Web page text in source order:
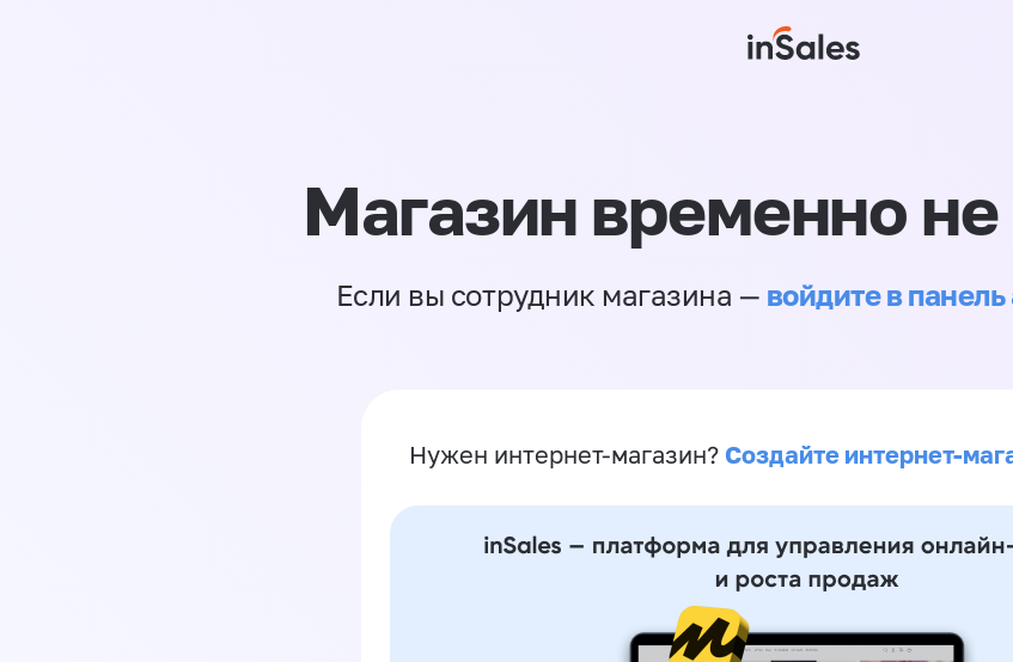
Магазин временно не
Если вы сотрудник магазина — войдите в
Нужен интернет-магазин? Создайте интернет-